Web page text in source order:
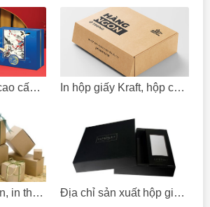
Vỏ hộp quà Tết cao cấp dành cho doanh nghiệp In hộp giấy Kraft, hộp cứng giấy Kraft giá rẻ
In hộp giấy carton, in thùng carton giá rẻ Địa chỉ sản xuất hộp giấy cứng cao cấp tại Hà Nội